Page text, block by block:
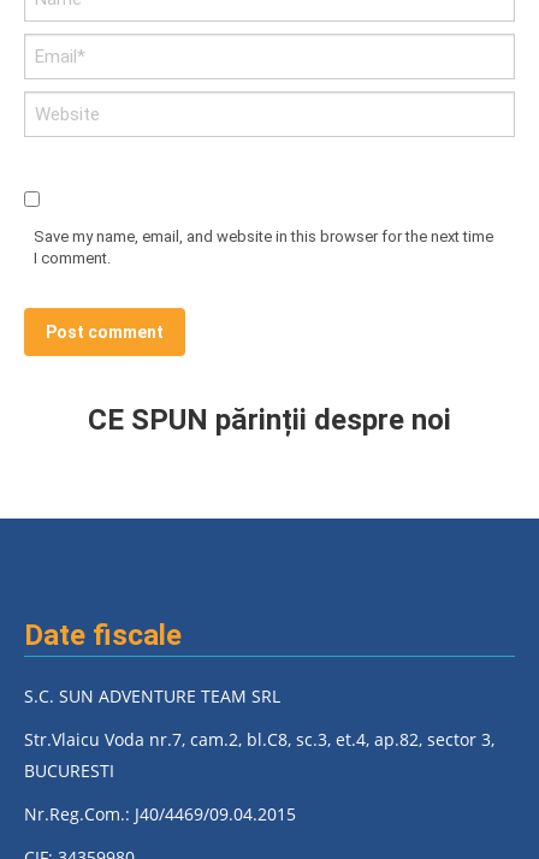
Email *
Website
Save my name, email, and website in this browser for the next time
I comment.
Post comment
CE SPUN părinții despre noi
Date fiscale
S.C. SUN ADVENTURE TEAM SRL
Str.Vlaicu Voda nr.7, cam.2, bl.C8, sc.3, et.4, ap.82, sector 3,
BUCURESTI
Nr.Reg.Com.: J40/4469/09.04.2015